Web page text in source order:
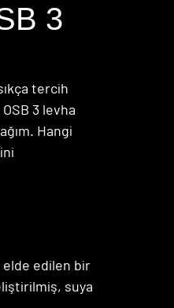
3
tercih
3 levha
Hangi
elde edilen bir
suya